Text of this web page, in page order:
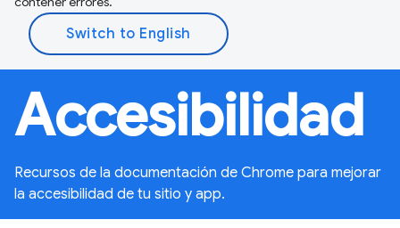
Accesibilidad
Recursos de la documentación de Chrome para mejorar
la accesibilidad de tu sitio y app.